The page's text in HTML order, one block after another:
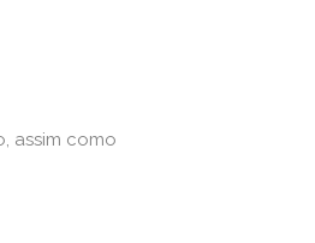
assim como